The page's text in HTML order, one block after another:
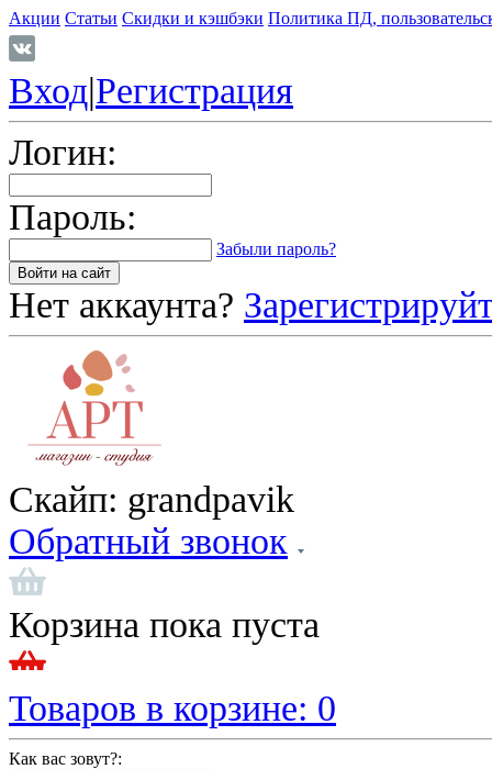
Акции Статьи Скидки и кэшбэки Политика ПД,
Вход|Регистрация
Логин:
Пароль:
Забыли пароль?
Нет аккаунта?
Скайп: grandpavik
Обратный звонок
Корзина пока пуста
Товаров в корзине: 0
Как вас зовут?: